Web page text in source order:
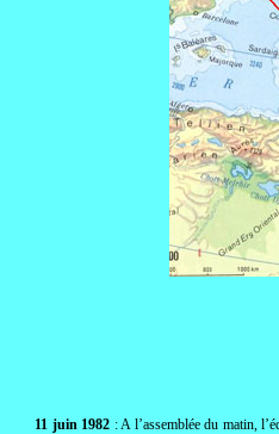
11 juin 1982 : A l’assemblée du matin,